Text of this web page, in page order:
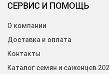
СЕРВИС И ПОМОЩЬ
О компании
Доставка и оплата
Контакты
Каталог семян и саженцев